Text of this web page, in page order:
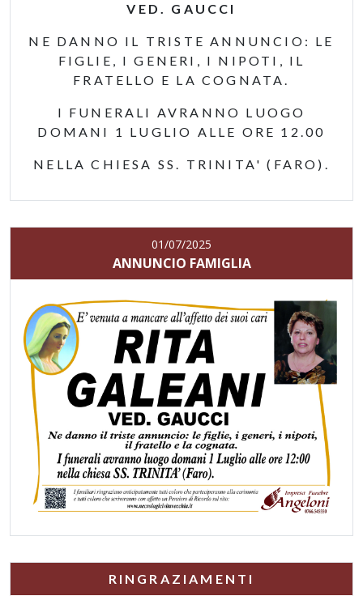
VED. GAUCCI
NE DANNO IL TRISTE ANNUNCIO: LE
FIGLIE, I GENERI, I NIPOTI, IL
FRATELLO E LA COGNATA.
I FUNERALI AVRANNO LUOGO
DOMANI 1 LUGLIO ALLE ORE 12.00
NELLA CHIESA SS. TRINITA' (FARO).
01/07/2025
ANNUNCIO FAMIGLIA
RINGRAZIAMENTI